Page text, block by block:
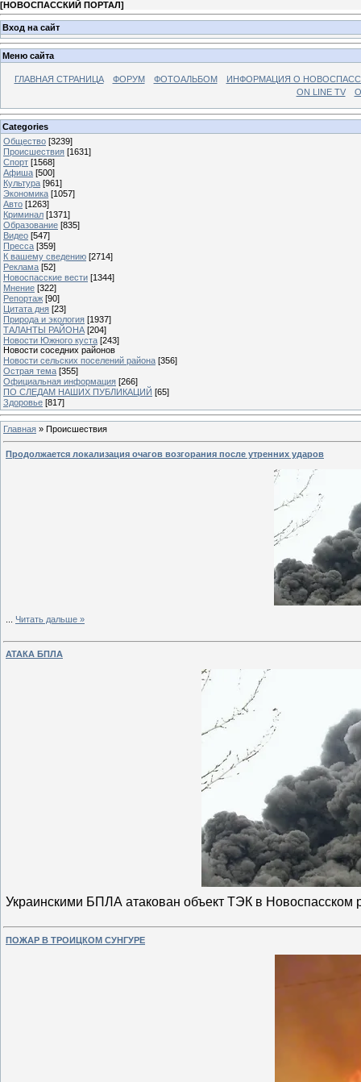
[НОВОСПАССКИЙ ПОРТАЛ]
Вход на сайт
Меню сайта
ГЛАВНАЯ СТРАНИЦА ФОРУМ ФОТОАЛЬБОМ
ИНФОРМАЦИЯ О
ON LINE TV
Categories
Общество [3239]
Происшествия [1631]
Спорт [1568]
Афиша [500]
Культура [961]
Экономика [1057]
Авто [1263]
Криминал [1371]
Образование [835]
Видео [547]
Пресса [359]
К вашему сведению [2714]
Реклама [52]
Новоспасские вести [1344]
Мнение [322]
Репортаж [90]
Цитата дня [23]
Природа и экология [1937]
ТАЛАНТЫ РАЙОНА [204]
Новости Южного куста [243]
Новости соседних районов
Новости сельских поселений района [356]
Острая тема [355]
Официальная информация [266]
ПО СЛЕДАМ НАШИХ ПУБЛИКАЦИЙ [65]
Здоровье [817]
Главная » Происшествия
Продолжается локализация очагов возгорания после утренних ударов
Читать дальше »
АТАКА БПЛА
Украинскими БПЛА атакован объект ТЭК в Новоспасском
ПОЖАР В ТРОИЦКОМ СУНГУРЕ